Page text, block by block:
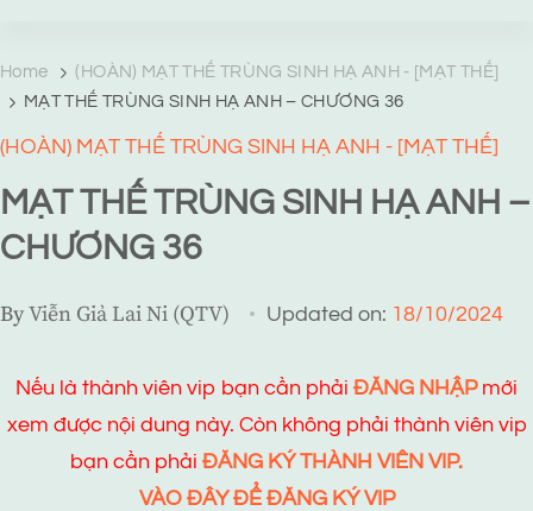
Home
(HOÀN) MẠT THẾ TRÙNG SINH HẠ ANH - [MẠT THẾ]
MẠT THẾ TRÙNG SINH HẠ ANH – CHƯƠNG 36
(HOÀN) MẠT THẾ TRÙNG SINH HẠ ANH - [MẠT THẾ]
MẠT THẾ TRÙNG SINH HẠ ANH –
CHƯƠNG 36
ByViễn Giả Lai Ni (QTV) Updated on: 18/10/2024
Nếu là thành viên vip bạn cần phải ĐĂNG NHẬPmới
xem được nội dung này. Còn không phải thành viên vip
bạn cần phải ĐĂNG KÝ THÀNH VIÊN VIP.
VÀO ĐÂY ĐỂ ĐĂNG KÝ VIP